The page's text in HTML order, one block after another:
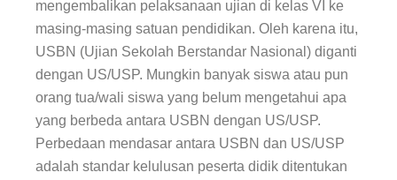
V
mengembalikan pelaksanaan ujian di kelas VI ke
masing-masing satuan pendidikan. Oleh karena itu,
USBN (Ujian Sekolah Berstandar Nasional) diganti
dengan US/USP. Mungkin banyak siswa atau pun
orang tua/wali siswa yang belum mengetahui apa
yang berbeda antara USBN dengan US/USP.
Perbedaan mendasar antara USBN dan US/USP
adalah standar kelulusan peserta didik ditentukan